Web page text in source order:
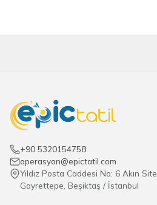
+90 5320154758
operasyon@epictatil.com
Yıldız Posta Caddesi No: 6 Akın
Gayrettepe, Beşiktaş / İstanbul